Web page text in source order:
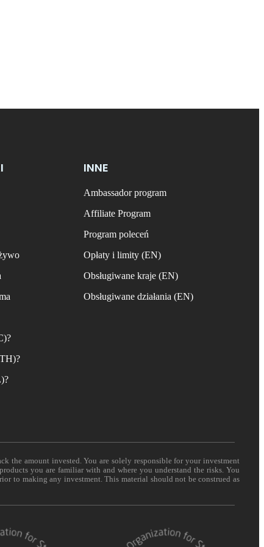
INNE
Ambassador program
Affiliate Program
Program poleceń
Opłaty i limity (EN)
Obsługiwane kraje (EN)
Obsługiwane działania (EN)
the amount invested. You are solely responsible for your investment
you are familiar with and where you understand the risks. You
to making any investment. This material should not be construed as